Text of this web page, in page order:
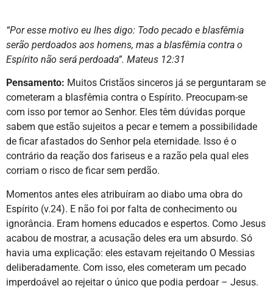
“Por esse motivo eu lhes digo: Todo pecado e blasfêmia
serão perdoados aos homens, mas a blasfêmia contra o
Espírito não será perdoada”. Mateus 12:31
Pensamento: Muitos Cristãos sinceros já se perguntaram se
cometeram a blasfêmia contra o Espírito. Preocupam-se
com isso por temor ao Senhor. Eles têm dúvidas porque
sabem que estão sujeitos a pecar e temem a possibilidade
de ficar afastados do Senhor pela eternidade. Isso é o
contrário da reação dos fariseus e a razão pela qual eles
corriam o risco de ficar sem perdão.
Momentos antes eles atribuíram ao diabo uma obra do
Espírito (v.24). E não foi por falta de conhecimento ou
ignorância. Eram homens educados e espertos. Como Jesus
acabou de mostrar, a acusação deles era um absurdo. Só
havia uma explicação: eles estavam rejeitando O Messias
deliberadamente. Com isso, eles cometeram um pecado
imperdoável ao rejeitar o único que podia perdoar – Jesus.